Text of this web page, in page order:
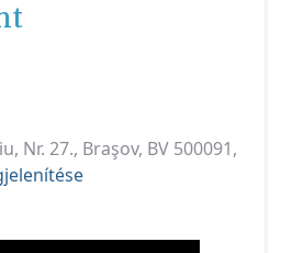
Nr. 27., Braşov, BV 500091,